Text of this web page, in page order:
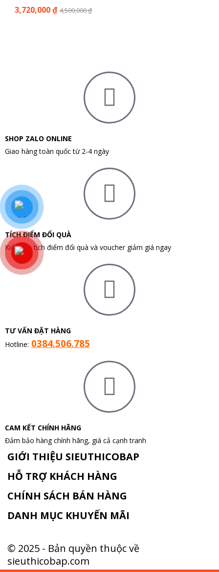
3,720,000₫ 4,500,000₫
SHOP ZALO ONLINE
Giao hàng toàn quốc từ 2-4 ngày
TÍCH ĐIỂM ĐỔI QUÀ
Kiểm tra tích điểm đổi quà và voucher giảm giá ngay
TƯ VẤN ĐẶT HÀNG
Hotline: 0384.506.785
CAM KẾT CHÍNH HÃNG
Đảm bảo hàng chính hãng, giá cả cạnh tranh
GIỚI THIỆU SIEUTHICOBAP
HỖ TRỢ KHÁCH HÀNG
CHÍNH SÁCH BÁN HÀNG
DANH MỤC KHUYẾN MÃI
© 2025 - Bản quyền thuộc về
sieuthicobap.com